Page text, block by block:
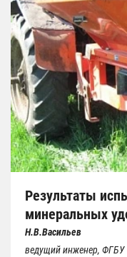
Результаты
минеральных
Н.В.Васильев
ведущий инженер,